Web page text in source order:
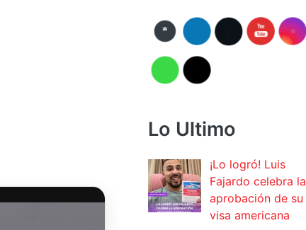
Lo Ultimo
¡Lo logró! Luis
Fajardo celebra la
aprobación de su
visa americana